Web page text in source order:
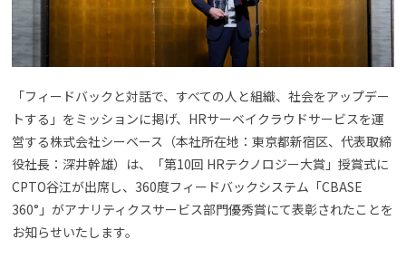
資料請求(無料) お見積もり依頼
「フィードバックと対話で、すべての人と組織、社会をアップデー
トする」をミッションに掲げ、HRサーベイクラウドサービスを運
営する株式会社シーベース（本社所在地：東京都新宿区、代表取締
役社長：深井幹雄）は、「第10回 HRテクノロジー大賞」授賞式に
CPTO谷江が出席し、360度フィードバックシステム「CBASE
360°」がアナリティクスサービス部門優秀賞にて表彰されたことを
お知らせいたします。